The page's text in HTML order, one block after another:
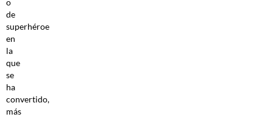
o
de
superhéroe
en
la
que
se
ha
convertido,
más